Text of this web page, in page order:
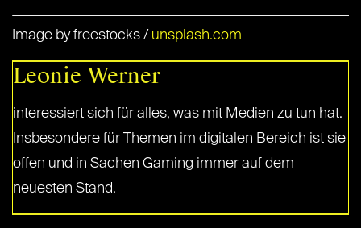
Image by freestocks / unsplash.com
Leonie Werner
interessiert sich für alles, was mit Medien zu tun hat.
Insbesondere für Themen im digitalen Bereich ist sie
offen und in Sachen Gaming immer auf dem
neuesten Stand.